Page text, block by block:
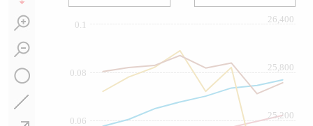
0.06
0.08
0.1
25,200
25,800
26,400